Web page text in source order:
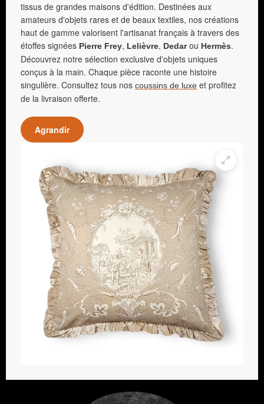
tissus de grandes maisons d'édition. Destinées aux
amateurs d'objets rares et de beaux textiles, nos créations
haut de gamme valorisent l'artisanat français à travers des
étoffes signées Pierre Frey, Lelièvre, Dedarou Hermès.
Découvrez notre sélection exclusive d'objets uniques
conçus à la main. Chaque pièce raconte une histoire
singulière. Consultez tous nos coussins de luxe et profitez
de la livraison offerte.
Agrandir